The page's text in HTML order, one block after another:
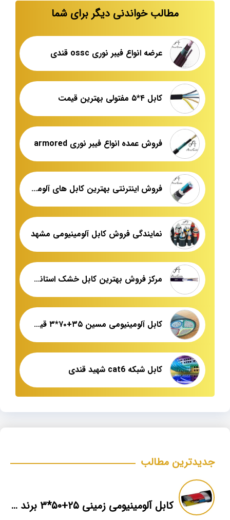
مطالب خواندنی دیگر برای شما
عرضه انواع فیبر نوری ossc قندی
کابل ۴*۵ مفتولی بهترین قیمت
فروش عمده انواع فیبر نوری armored
فروش اینترنتی بهترین کابل های آلومینیومی در بازار
نمایندگی فروش کابل آلومینیومی مشهد
مرکز فروش بهترین کابل خشک استاندارد
کابل آلومینیومی مسین ۳۵+۷۰*۳ قیمت عمده
کابل شبکه cat6 شهید قندی
جدیدترین مطالب
کابل آلومینیومی زمینی ۲۵+۵۰*۳ برند ماهان